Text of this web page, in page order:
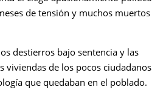
de tensión y muchos muertos
destierros bajo sentencia y las
viviendas de los pocos ciudadanos
que quedaban en el poblado.